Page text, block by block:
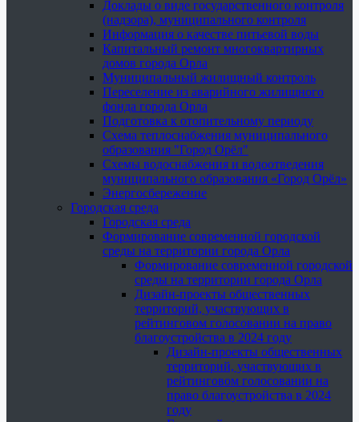
Доклады о виде государственного контроля
(надзора), муниципального контроля
Информация о качестве питьевой воды
Капитальный ремонт многоквартирных
домов города Орла
Муниципальный жилищный контроль
Переселение из аварийного жилищного
фонда города Орла
Подготовка к отопительному периоду
Схема теплоснабжения муниципального
образования "Город Орёл"
Схемы водоснабжения и водоотведения
муниципального образования «Город Орёл»
Энергосбережение
Городская среда
Городская среда
Формирование современной городской
среды на территории города Орла
Формирование современной городской
среды на территории города Орла
Дизайн-проекты общественных
территорий, участвующих в
рейтинговом голосовании на право
благоустройства в 2024 году
Дизайн-проекты общественных
территорий, участвующих в
рейтинговом голосовании на
право благоустройства в 2024
году